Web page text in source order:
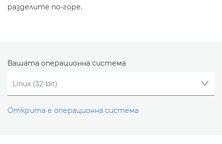
разделите по-горе.
Вашата операционна система
Открита е операционна система